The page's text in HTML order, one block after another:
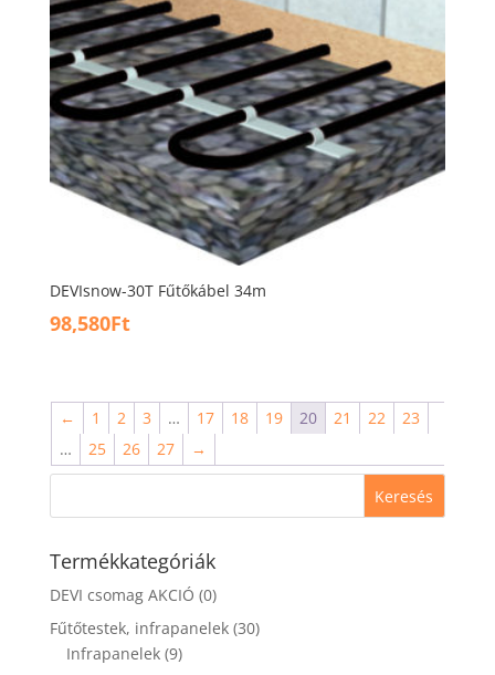
DEVIsnow-30T Fűtőkábel 34m
98,580Ft
← 1 2 3 … 17 18 19 20 21 22
23
…
25 26 27 →
Termékkategóriák
DEVI csomag AKCIÓ (0)
Fűtőtestek, infrapanelek (30)
Infrapanelek (9)